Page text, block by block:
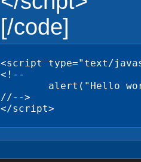
[/code]
<script type="text/
<!--
//-->
</script>